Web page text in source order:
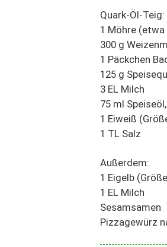
Quark-Öl-Teig:
1 Möhre (etwa
300 g
1 Päckchen
125 g
3 EL Milch
75 ml
1 Eiweiß
1 TL Salz
Außerdem:
1 Eigelb
1 EL Milch
Sesamsamen
Pizzagewürz